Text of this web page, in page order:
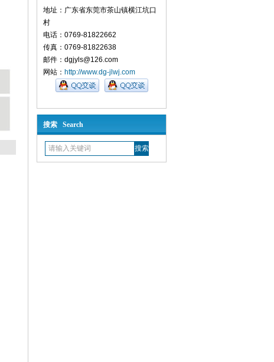
地址：广东省东莞市茶山镇横江坑口
村
电话：0769-81822662
传真：0769-81822638
邮件：dgjyls@126.com
网站： http://www.dg-jlwj.com
搜索 Search